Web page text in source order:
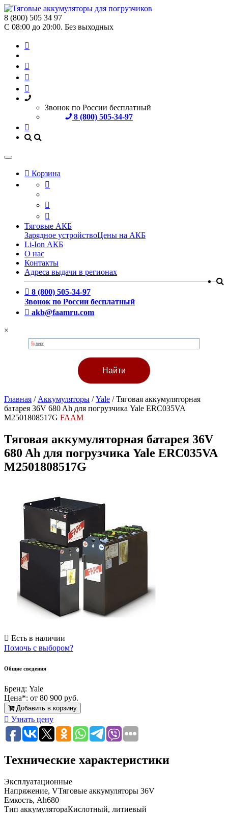
8 (800) 505 34 97
С 08:00 до 20:00. Без выходных
Звонок по России бесплатный
8 (800) 505-34-97
Корзина
Тяговые АКБ
Зарядное устройствоЦены на АКБ
Li-Ion АКБ
О нас
Контакты
Адреса выдачи в регионах
8 (800) 505-34-97
Звонок по России бесплатный
akb@faamru.com
×
Главная / Аккумуляторы /Yale /Тяговая аккумуляторная
батарея 36V 680 Ah для погрузчика Yale ERC035VA
M2501808517G FAAM
Тяговая аккумуляторная батарея 36V
680 Ah для погрузчика Yale ERC035VA
M2501808517G
Есть в наличии
Помочь с выбором?
Общие сведения
Бренд: Yale
Цена*: от 80 900 руб.
Добавить в корзину
Узнать цену
Технические характеристики
Эксплуатационные
Напряжение, VТяговые аккумуляторы 36V
Емкость, Ah680
Тип аккумулятораКислотный, литиевый